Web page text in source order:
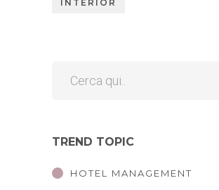
INTERIOR
TREND TOPIC
HOTEL MANAGEMENT